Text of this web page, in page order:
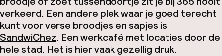
verkeerd. Een andere plek waar je goed terecht
kunt voor verse broodjes en sapjes is
SandwiChez. Een werkcafé met locaties door de
hele stad. Het is hier vaak gezellig druk.